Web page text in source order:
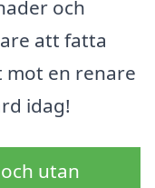
och
att fatta
mot en renare
idag!
utan